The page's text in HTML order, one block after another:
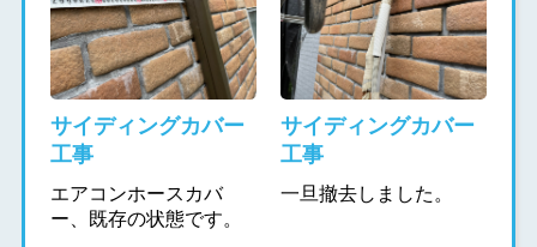
サイディングカバー
工事
エアコンホースカバ
ー、既存の状態です。
サイディングカバー
工事
一旦撤去しました。